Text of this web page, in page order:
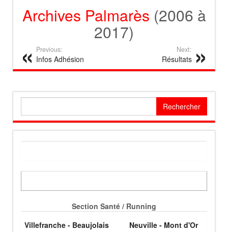
Archives Palmarès (2006 à
2017)
Previous:
Infos Adhésion
Next:
Résultats
Section Santé / Running
Villefranche - Beaujolais
Neuville - Mont d'Or